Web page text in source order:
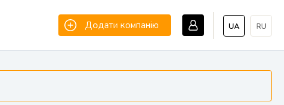
UA RU
Додати компанію